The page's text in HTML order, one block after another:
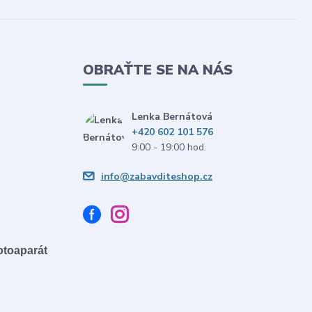
OBRAŤTE SE NA NÁS
Lenka Bernátová
+420 602 101 576
9:00 - 19:00 hod.
info@zabavditeshop.cz